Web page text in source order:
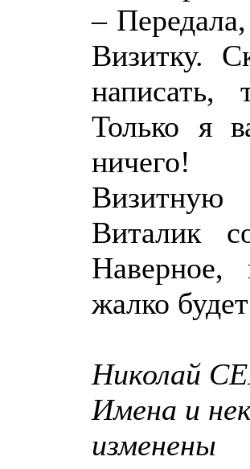
–
Визитку.
написать,
Только я
ничего!
Визитную
Виталик
Наверное,
жалко
Николай
Имена и
изменены